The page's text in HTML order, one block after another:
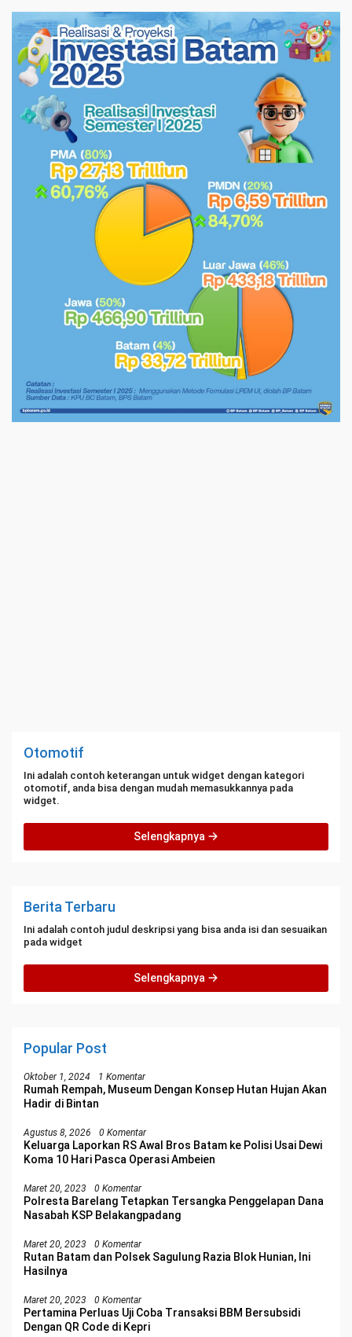
Otomotif
Ini adalah contoh keterangan untuk widget dengan kategori
otomotif, anda bisa dengan mudah memasukkannya pada
widget.
Selengkapnya
Berita Terbaru
Ini adalah contoh judul deskripsi yang bisa anda isi dan sesuaikan
pada widget
Selengkapnya
Popular Post
Oktober 1, 2024 1 Komentar
Rumah Rempah, Museum Dengan Konsep Hutan Hujan Akan
Hadir di Bintan
Agustus 8, 2026 0 Komentar
Keluarga Laporkan RS Awal Bros Batam ke Polisi Usai Dewi
Koma 10 Hari Pasca Operasi Ambeien
Maret 20, 2023 0 Komentar
Polresta Barelang Tetapkan Tersangka Penggelapan Dana
Nasabah KSP Belakangpadang
Maret 20, 2023 0 Komentar
Rutan Batam dan Polsek Sagulung Razia Blok Hunian, Ini
Hasilnya
Maret 20, 2023 0 Komentar
Pertamina Perluas Uji Coba Transaksi BBM Bersubsidi
Dengan QR Code di Kepri